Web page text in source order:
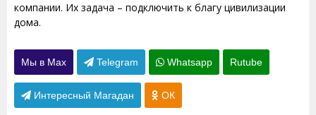
компании. Их задача – подключить к благу цивилизации
дома.
Мы в Max Telegram Whatsapp Rutube
Интересный Магадан ОК